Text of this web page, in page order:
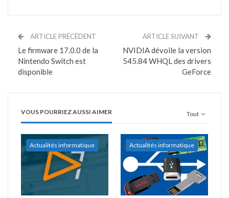
ARTICLE PRÉCÉDENT
Le firmware 17.0.0 de la
Nintendo Switch est
disponible
ARTICLE SUIVANT
NVIDIA dévoile la version
545.84 WHQL des drivers
GeForce
Tout
VOUS POURRIEZ AUSSI AIMER
Actualités informatique Actualités informatique